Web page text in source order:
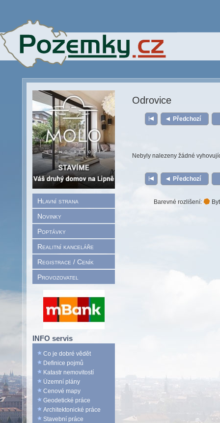
Hlavní strana
Novinky
Poptávky
Realitní kanceláře
Registrace / Ceník
Provozovatel
INFO servis
Co je dobré vědět
Definice pojmů
Katastr nemovitostí
Územní plány
Cenové mapy
Geodetické práce
Architektonické práce
Stavební práce
Odrovice
Předchozí
Nebyly nalezeny žádné
Předchozí
Barevné rozlišení: